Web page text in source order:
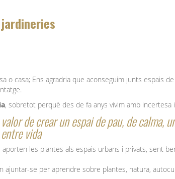
o casa; Ens agradria que aconseguim junts espais
, sobretot perquè des de fa anys vivim amb incertesa
de crear un espai de pau, de calma,
vida
les plantes als espais urbans i privats, sent
ajuntar-se per aprendre sobre plantes, natura,